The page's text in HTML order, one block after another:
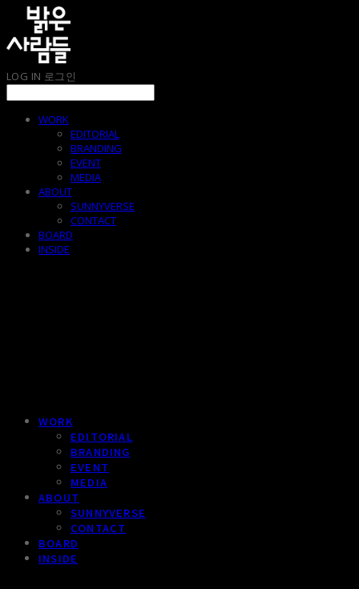
LOG IN 로그인
WORK
EDITORIAL
BRANDING
EVENT
MEDIA
ABOUT
SUNNYVERSE
CONTACT
BOARD
INSIDE
WORK
EDITORIAL
BRANDING
EVENT
MEDIA
ABOUT
SUNNYVERSE
CONTACT
BOARD
INSIDE